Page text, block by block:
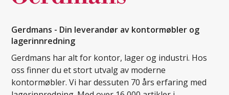
Gerdmans - Din leverandør av kontormøbler og
lagerinnredning
Gerdmans har alt for kontor, lager og industri. Hos
oss finner du et stort utvalg av moderne
kontormøbler. Vi har dessuten 70 års erfaring med